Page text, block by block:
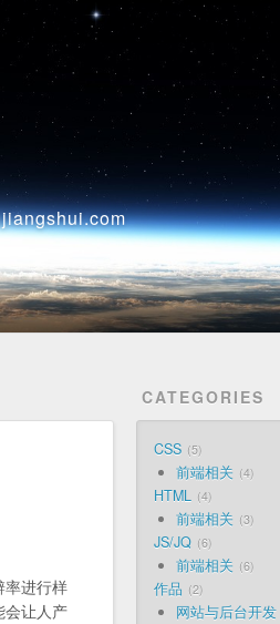
率进行样
会让人产
CATEGORIES
CSS 5
前端相关 4
HTML 4
前端相关 3
JS/JQ 6
前端相关 6
作品 2
网站与后台开发